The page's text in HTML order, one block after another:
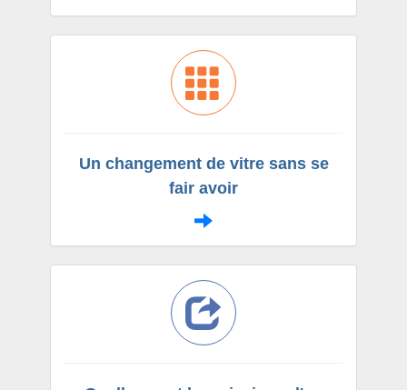
Un changement de vitre sans se
fair avoir